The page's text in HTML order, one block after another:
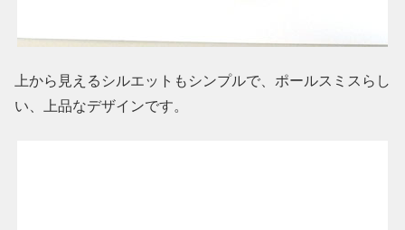
上から見えるシルエットもシンプルで、ポールスミスらし
い、上品なデザインです。